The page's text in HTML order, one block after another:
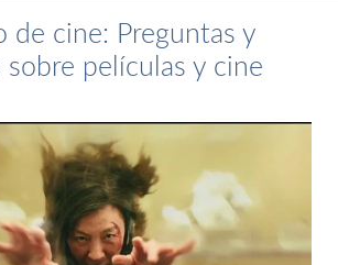
de cine: Preguntas y
sobre películas y cine